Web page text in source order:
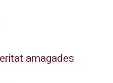
amagades